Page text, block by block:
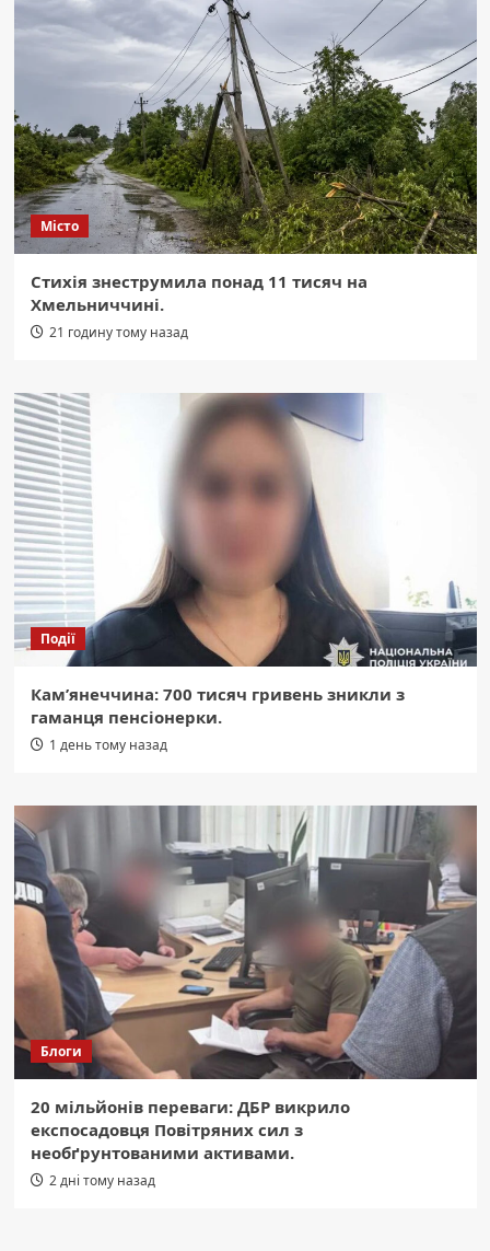
Місто
Стихія знеструмила понад 11 тисяч на
Хмельниччині.
21 годину тому назад
Події
Кам’янеччина: 700 тисяч гривень зникли з
гаманця пенсіонерки.
1 день тому назад
Блоги
20 мільйонів переваги: ДБР викрило
експосадовця Повітряних сил з
необґрунтованими активами.
2 дні тому назад